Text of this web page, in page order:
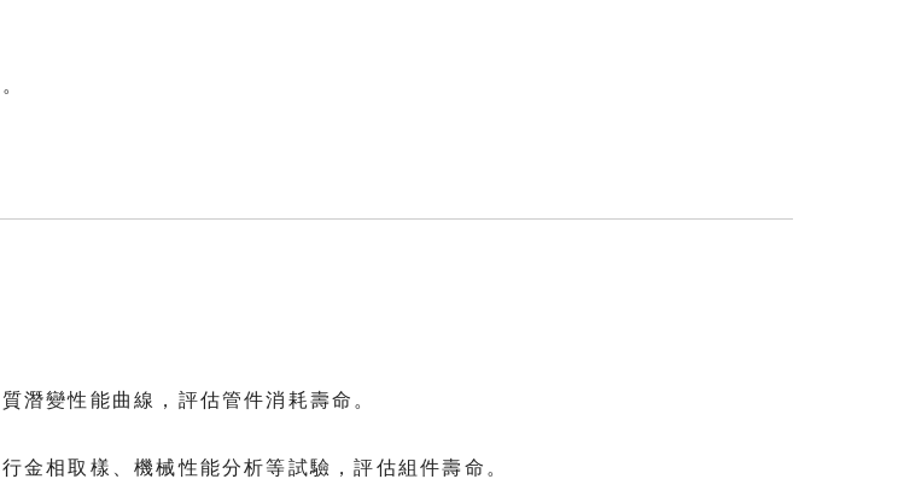
潛變性能曲線，評估管件消耗壽命。
金相取樣、機械性能分析等試驗，評估組件壽命。